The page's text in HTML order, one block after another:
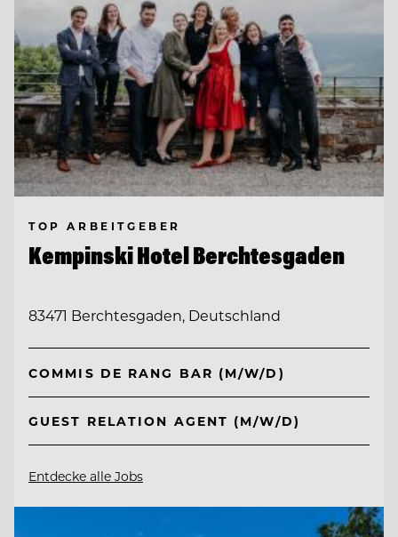
TOP ARBEITGEBER
Kempinski Hotel Berchtesgaden
83471 Berchtesgaden, Deutschland
COMMIS DE RANG BAR (M/W/D)
GUEST RELATION AGENT (M/W/D)
Entdecke alle Jobs